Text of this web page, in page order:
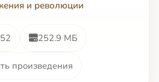
и революции
252.9 МБ
произведения